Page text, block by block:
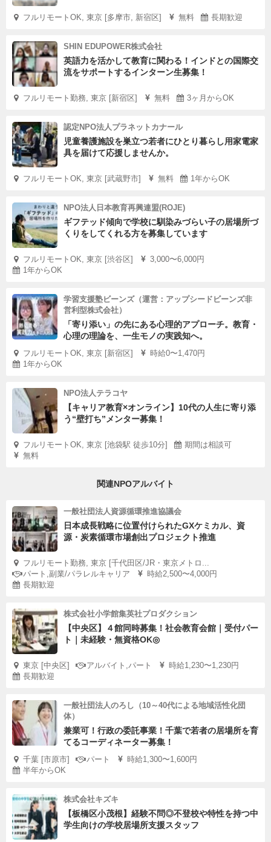
フルリモートOK, 東京 [多摩市, 新宿区] 無料 長期歓迎
SHIN EDUPOWER株式会社
英語力を活かして教育に関わる！インドとの国際交
流をサポートするインターン生募集！
フルリモート勤務, 東京 [新宿区] 無料 3ヶ月からOK
認定NPO法人プラネットカナール
児童養護施設を巣立つ若者にひとり暮らし用家電家
具を届けて応援しませんか。
フルリモートOK, 東京 [武蔵野市] 無料 1年からOK
NPO法人日本教育再興連盟(ROJE)
ギフテッド傾向で学校に馴染みづらい子の居場所づ
くりをしてくれる方を募集しています
フルリモートOK, 東京 [渋谷区]
3,000〜6,000円
1年からOK
学習支援塾ビーンズ（運営：アップシードビーンズ非
営利型株式会社）
「寄り添い」の先にある心理的アプローチ。教育・
心理の理論を、一生モノの実践知へ。
フルリモートOK, 東京 [新宿区]
時給0〜1,470円
1年からOK
NPO法人テラコヤ
【キャリア教育×オンライン】10代の人生に寄り添
う“壁打ち”メンター募集！
フルリモートOK, 東京 [池袋駅 徒歩10分]
期間は相談可
無料
関連NPOアルバイト
一般社団法人資源循環推進協議会
日本成長戦略に位置付けられたGXケミカル、資
源・炭素循環市場創出プロジェクト推進
フルリモート勤務, 東京 [千代田区/JR・東京メトロ...
パート,副業/パラレルキャリア
時給2,500〜4,000円
長期歓迎
株式会社小学館集英社プロダクション
【中央区】４館同時募集！社会教育会館｜受付パー
ト｜未経験・無資格OK◎
東京 [中央区] アルバイト,パート
時給1,230〜1,230円
長期歓迎
一般社団法人のろし（10～40代による地域活性化団
体）
兼業可！行政の委託事業！千葉で若者の居場所を育
てるコーディネーター募集！
千葉 [市原市] パート
時給1,300〜1,600円
半年からOK
株式会社キズキ
【板橋区小茂根】経験不問◎不登校や特性を持つ中
学生向けの学校居場所支援スタッフ